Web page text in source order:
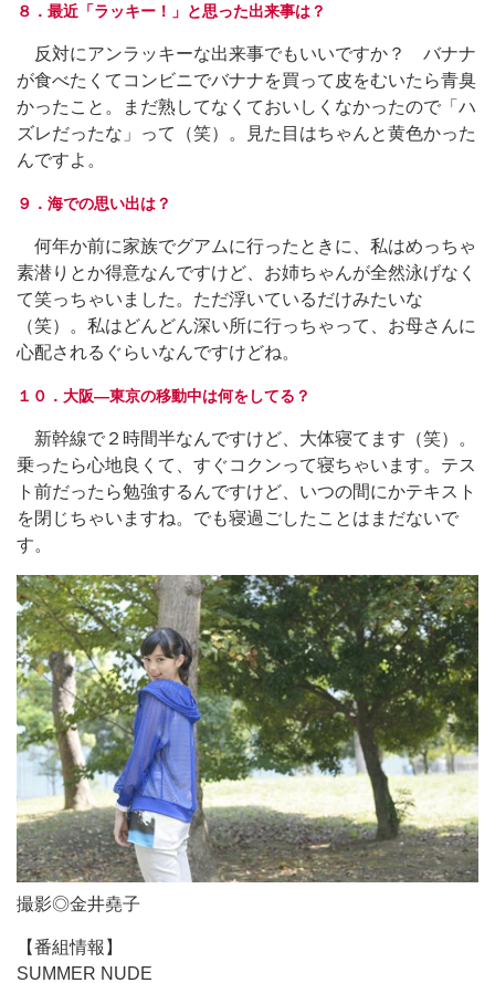
８．最近「ラッキー！」と思った出来事は？
反対にアンラッキーな出来事でもいいですか？ バナナ
が食べたくてコンビニでバナナを買って皮をむいたら青臭
かったこと。まだ熟してなくておいしくなかったので「ハ
ズレだったな」って（笑）。見た目はちゃんと黄色かった
んですよ。
９．海での思い出は？
何年か前に家族でグアムに行ったときに、私はめっちゃ
素潜りとか得意なんですけど、お姉ちゃんが全然泳げなく
て笑っちゃいました。ただ浮いているだけみたいな
（笑）。私はどんどん深い所に行っちゃって、お母さんに
心配されるぐらいなんですけどね。
１０．大阪―東京の移動中は何をしてる？
新幹線で２時間半なんですけど、大体寝てます（笑）。
乗ったら心地良くて、すぐコクンって寝ちゃいます。テス
ト前だったら勉強するんですけど、いつの間にかテキスト
を閉じちゃいますね。でも寝過ごしたことはまだないで
す。
撮影◎金井堯子
【番組情報】
SUMMER NUDE